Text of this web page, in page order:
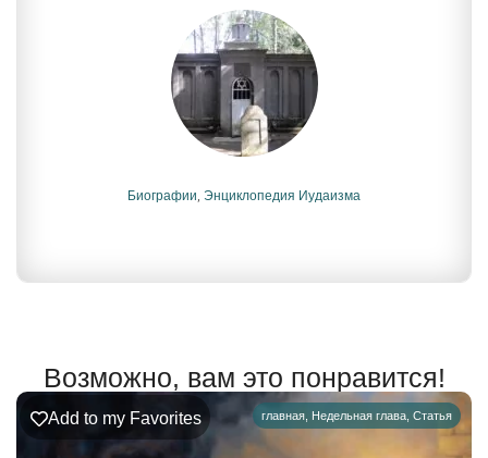
Биографии Энциклопедия Иудаизма
Возможно, вам это понравится!
главная Недельная глава Статья
Add to my Favorites